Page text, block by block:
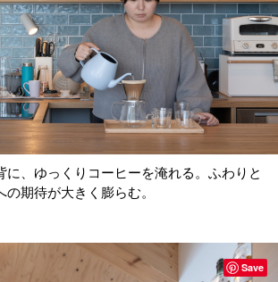
に、ゆっくりコーヒーを淹れる。ふわりと
期待が大きく膨らむ。
Save